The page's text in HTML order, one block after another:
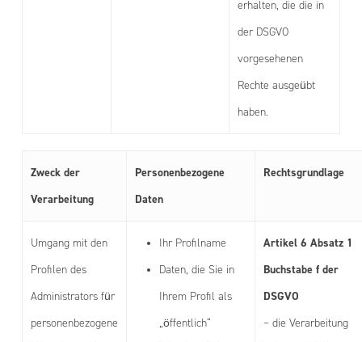
erhalten, die die in
der DSGVO
vorgesehenen
Rechte ausgeübt
haben.
Zweck der
Verarbeitung
Personenbezogene
Daten
Rechtsgrundlage
Umgang mit den
Profilen des
Administrators für
personenbezogene
Ihr Profilname
Daten, die Sie in
Ihrem Profil als
„öffentlich“
Artikel 6 Absatz 1
Buchstabe f der
DSGVO
– die Verarbeitung